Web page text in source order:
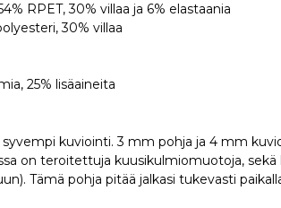
RPET, 30% villaa ja 6% elastaania
30% villaa
25% lisäaineita
kuviointi. 3 mm pohja ja 4 mm
on teroitettuja kuusikulmiomuotoja, sekä
Tämä pohja pitää jalkasi tukevasti